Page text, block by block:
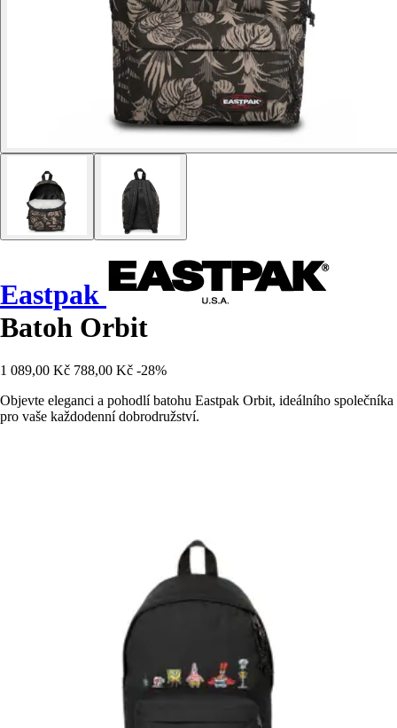
Eastpak
Batoh Orbit
1 089,00 Kč 788,00 Kč -28%
Objevte eleganci a pohodlí batohu Eastpak Orbit, ideálního společníka
pro vaše každodenní dobrodružství.